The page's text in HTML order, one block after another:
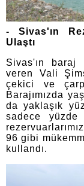
- Sivas'ın
Ulaştı
Sivas'ın baraj
veren Vali
çekici ve
Barajımızda
da yaklaşık
sadece
96 gibi
kullandı.